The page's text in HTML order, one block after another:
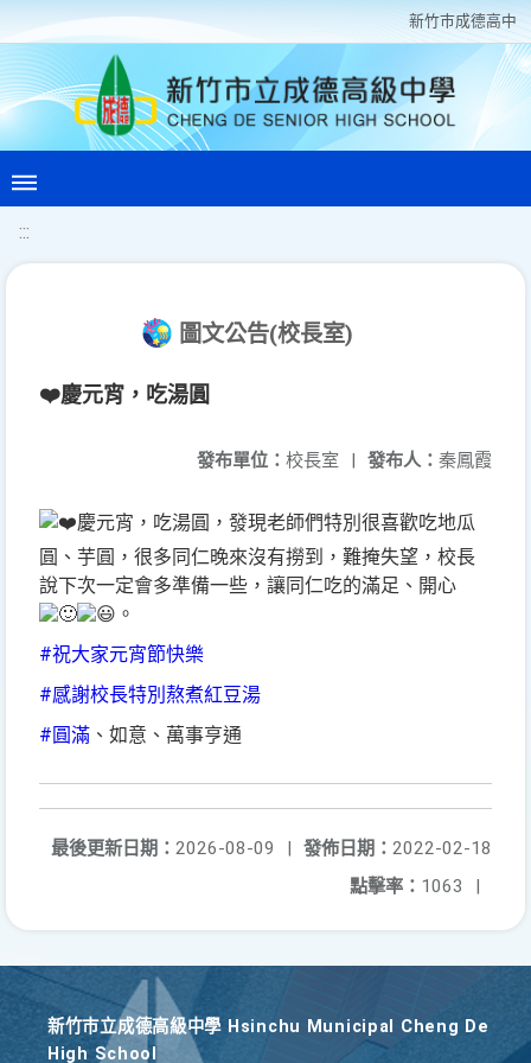
新竹巿成德高中
:::
圖文公告(校長室)
❤️慶元宵，吃湯圓
發布人： 秦鳳霞
發布單位： 校長室 |
慶元宵，吃湯圓，發現老師們特別很喜歡吃地瓜
圓、芋圓，很多同仁晚來沒有撈到，難掩失望，校長
說下次一定會多準備一些，讓同仁吃的滿足、開心
。
#祝大家元宵節快樂
#感謝校長特別熬煮紅豆湯
#圓滿 、如意、萬事亨通
發佈日期： 2022-02-18
最後更新日期： 2026-08-09
|
點擊率： 1063 |
新竹巿立成德高級中學 Hsinchu Municipal Cheng De
High School